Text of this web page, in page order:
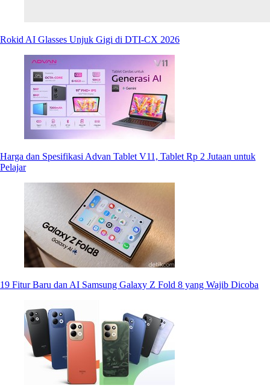
Rokid AI Glasses Unjuk Gigi di DTI-CX 2026
Harga dan Spesifikasi Advan Tablet V11, Tablet Rp 2 Jutaan untuk
Pelajar
19 Fitur Baru dan AI Samsung Galaxy Z Fold 8 yang Wajib Dicoba